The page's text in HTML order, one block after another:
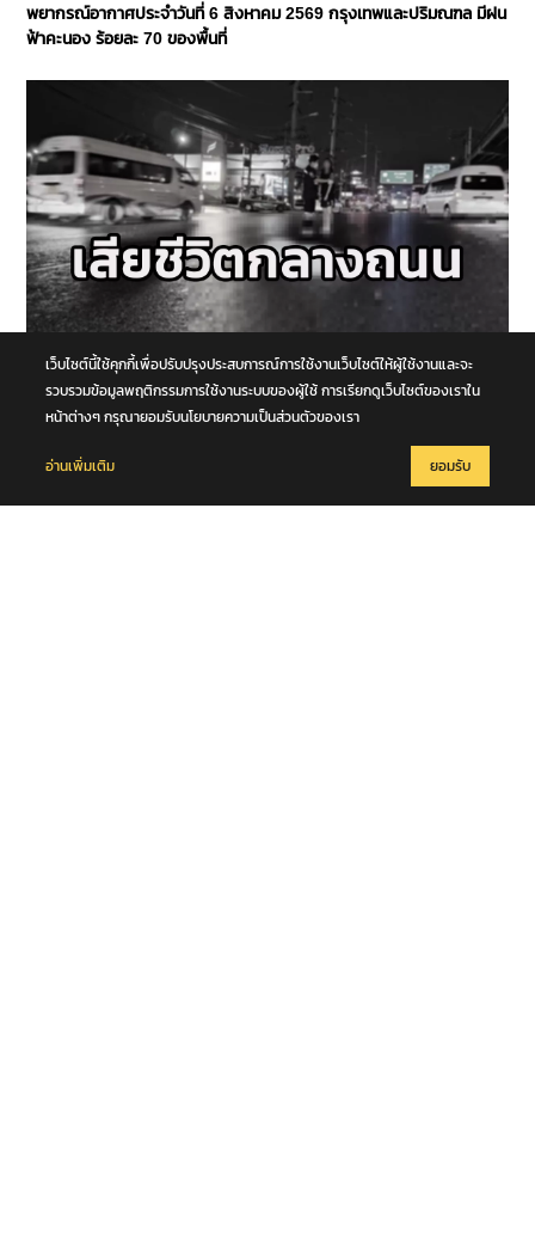
พยากรณ์อากาศประจำวันที่ 6 สิงหาคม 2569 กรุงเทพและปริมณฑล มีฝน
ฟ้าคะนอง ร้อยละ 70 ของพื้นที่
6 สิงหาคม 2569
หนุ่มวัย 42 ปีข้ามถนน ถูกรถตู้เฉี่ยวชนร่างกระเด็น รถบัสตามหลังทับซ้ำ
เสียชีวิตกลางถนนพหลโยธิน จ.ปทุมธานี
เว็บไซต์นี้ใช้คุกกี้เพื่อปรับปรุงประสบการณ์การใช้งานเว็บไซต์ให้ผู้ใช้งานและจะ
รวบรวมข้อมูลพฤติกรรมการใช้งานระบบของผู้ใช้ การเรียกดูเว็บไซต์ของเราใน
หน้าต่างๆ กรุณายอมรับนโยบายความเป็นส่วนตัวของเรา
อ่านเพิ่มเติม ยอมรับ